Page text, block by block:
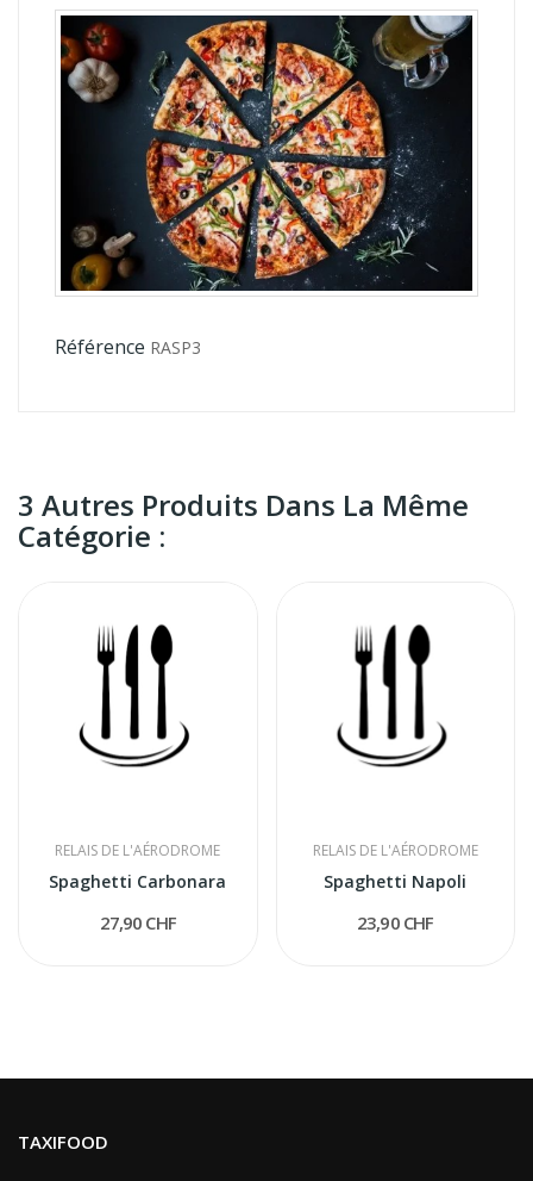
Référence RASP3
3 Autres Produits Dans La Même
Catégorie :
RELAIS DE L'AÉRODROME
Spaghetti Carbonara
27,90 CHF
RELAIS DE L'AÉRODROME
Spaghetti Napoli
23,90 CHF
TAXIFOOD